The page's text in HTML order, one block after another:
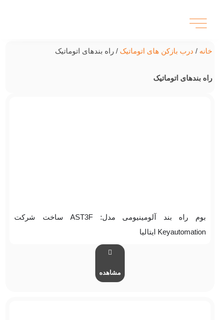
خانه / درب بازکن های اتوماتیک / راه بندهای اتوماتیک
راه بندهای اتوماتیک
بوم راه بند آلومینیومی مدل: AST3F ساخت شرکت
Keyautomation ایتالیا
مشاهده